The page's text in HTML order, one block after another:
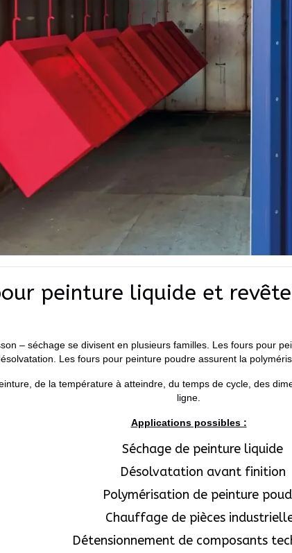
peinture liquide et
– séchage se divisent en plusieurs familles. Les fours pour
Les fours pour peinture poudre assurent la
de la température à atteindre, du temps de cycle, des
ligne.
Applications possibles :
Séchage de peinture liquide
Désolvatation avant finition
Polymérisation de peinture
Chauffage de pièces
Détensionnement de composants